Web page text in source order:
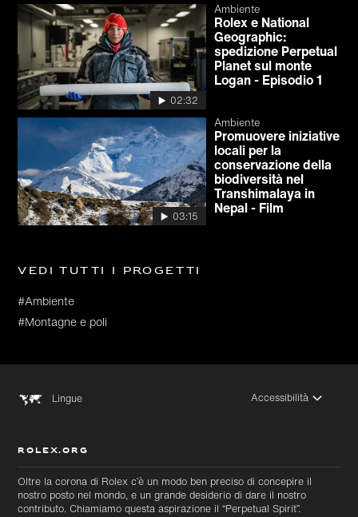
02:32
Ambiente
Rolex e National
Geographic:
spedizione Perpetual
Planet sul monte
Logan - Episodio 1
03:15
Ambiente
Promuovere iniziative
locali per la
conservazione della
biodiversità nel
Transhimalaya in
Nepal - Film
Vedi tutti i progetti
#Ambiente
#Montagne e poli
Lingue Accessibilità
ROLEX.ORG
Oltre la corona di Rolex c’è un modo ben preciso di concepire il
nostro posto nel mondo, e un grande desiderio di dare il nostro
contributo. Chiamiamo questa aspirazione il “Perpetual Spirit”.